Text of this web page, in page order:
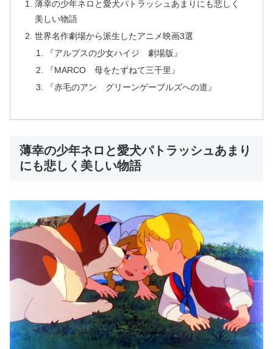
薄幸の少年ネロと愛犬パトラッシュあまりにも悲しく
美しい物語
世界名作劇場から派生したアニメ映画3選
『アルプスの少女ハイジ 劇場版』
『MARCO 母をたずねて三千里』
『赤毛のアン グリーンゲーブルズへの道』
薄幸の少年ネロと愛犬パトラッシュあまり
にも悲しく美しい物語